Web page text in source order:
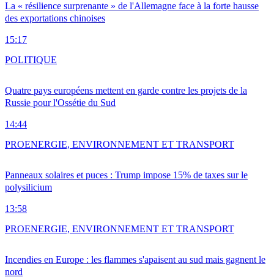
La « résilience surprenante » de l'Allemagne face à la forte hausse
des exportations chinoises
15:17
Quatre pays européens mettent en garde contre les projets de la
Russie pour l'Ossétie du Sud
14:44
POLITIQUE
Panneaux solaires et puces : Trump impose 15% de taxes sur le
polysilicium
13:58
PROENERGIE, ENVIRONNEMENT ET TRANSPORT
Incendies en Europe : les flammes s'apaisent au sud mais gagnent le
nord
PROENERGIE, ENVIRONNEMENT ET TRANSPORT